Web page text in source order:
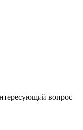
вопрос